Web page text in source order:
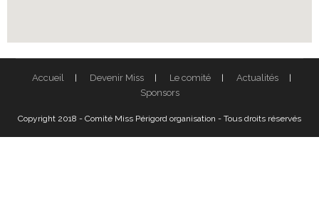
Accueil Devenir Miss Le comité
Actualités
Sponsors
Copyright 2018 - Comité Miss Périgord organisation - Tous droits réservés